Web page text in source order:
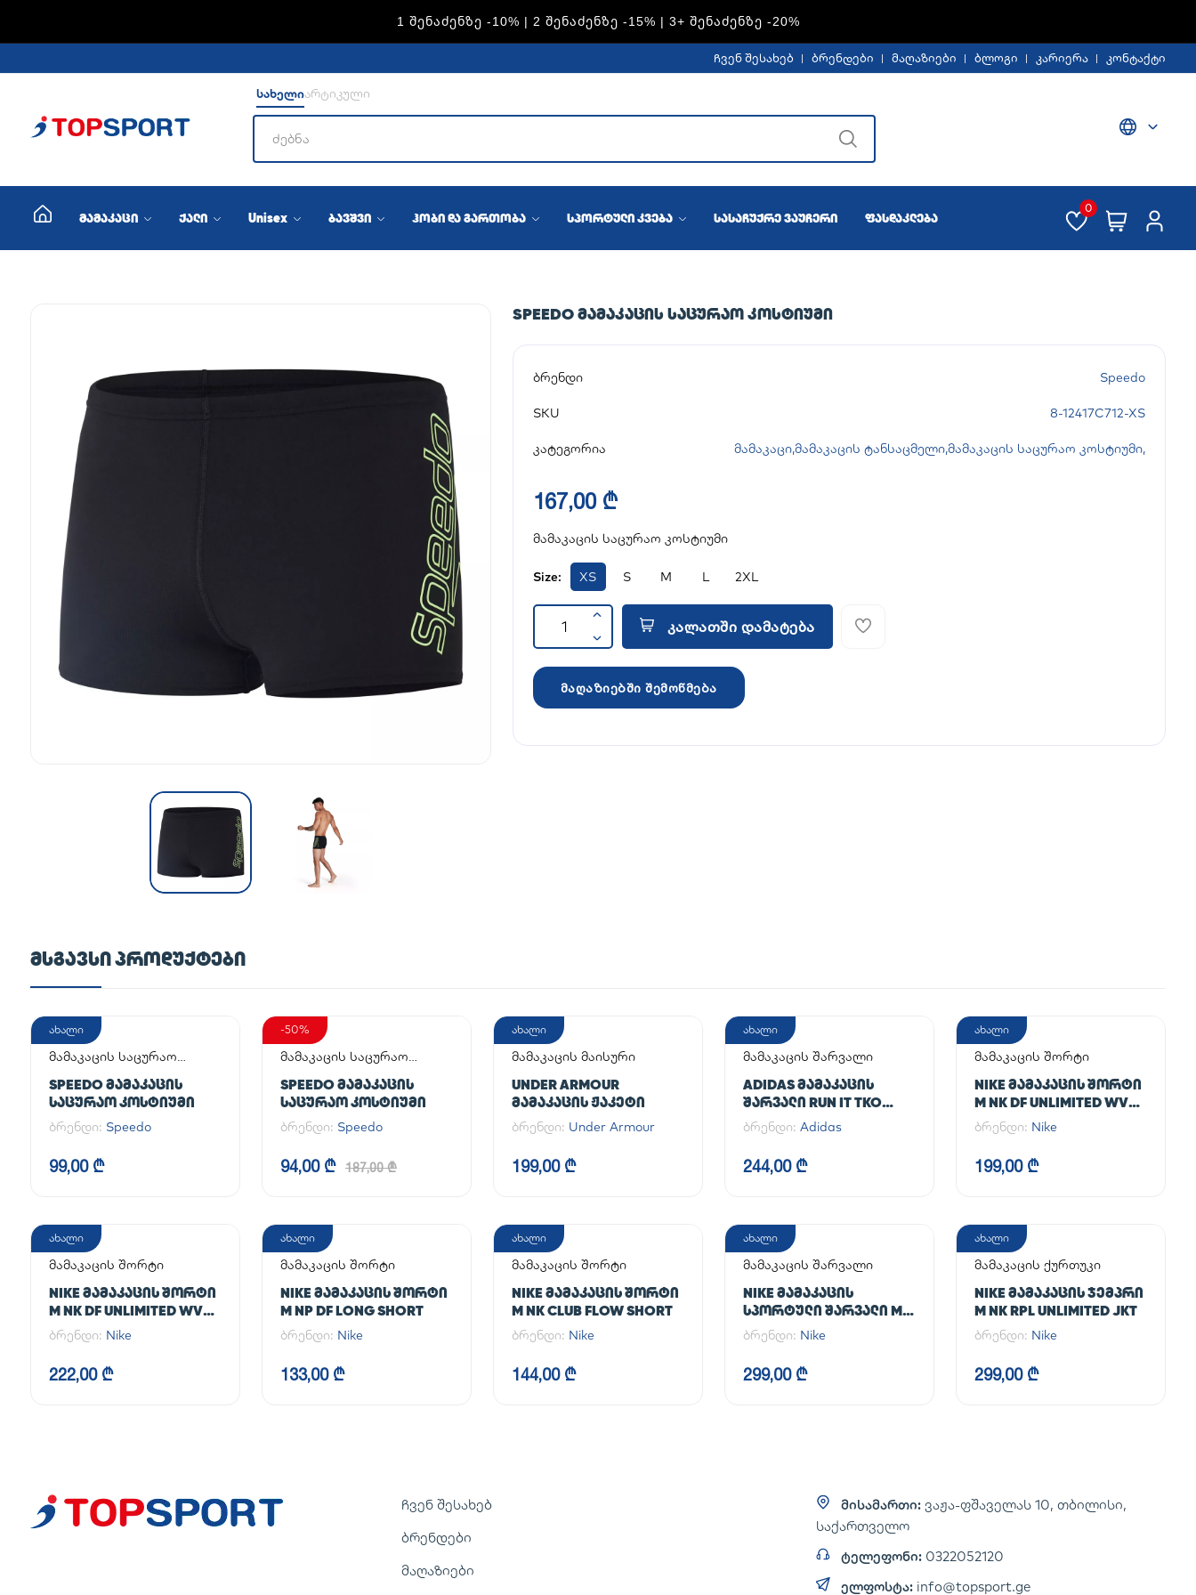
ADIDAS — 1 ᲨᲔᲜᲐᲫᲔᲜᲖᲔ -15% | 2 ᲨᲔᲜᲐᲫᲔᲜᲖᲔ -20% | 3+ ᲨᲔᲜᲐᲫᲔᲜᲖᲔ -30%
ჩვენ შესახებ ბრენდები მაღაზიები ბლოგი კარიერა კონტაქტი
სახელიარტიკული
მამაკაცი ქალი Unisex ბავშვი ჰობი და გართობა სპორტული კვება სასაჩუქრე ვაუჩერი ფასდაკლება
0
SPEEDO ᲛᲐᲛᲐᲙᲐᲪᲘᲡ ᲡᲐᲪᲣᲠᲐᲝ ᲙᲝᲡᲢᲘᲣᲛᲘ
ბრენდი Speedo
SKU 8-12417C712-XS
კატეგორია მამაკაცი,მამაკაცის ტანსაცმელი,მამაკაცის საცურაო კოსტიუმი,
167,00 ₾
მამაკაცის საცურაო კოსტიუმი
Size: XS S M L 2XL
კალათში დამატება
მაღაზიებში შემოწმება
ᲛᲡᲒᲐᲕᲡᲘ ᲞᲠᲝᲓᲣᲥᲢᲔᲑᲘ
ახალი
მამაკაცის საცურაო
SPEEDO ᲛᲐᲛᲐᲙᲐᲪᲘᲡ
ᲡᲐᲪᲣᲠᲐᲝ ᲙᲝᲡᲢᲘᲣᲛᲘ
ბრენდი: Speedo
99,00 ₾
-50%
მამაკაცის საცურაო
SPEEDO ᲛᲐᲛᲐᲙᲐᲪᲘᲡ
ᲡᲐᲪᲣᲠᲐᲝ ᲙᲝᲡᲢᲘᲣᲛᲘ
ბრენდი: Speedo
94,00 ₾ 187,00 ₾
ახალი
მამაკაცის მაისური
UNDER ARMOUR
ᲛᲐᲛᲐᲙᲐᲪᲘᲡ ᲟᲐᲙᲔᲢᲘ
ბრენდი: Under Armour
199,00 ₾
ახალი
მამაკაცის შარვალი
ADIDAS ᲛᲐᲛᲐᲙᲐᲪᲘᲡ
ᲨᲐᲠᲕᲐᲚᲘ RUN IT TKO
PANT
ბრენდი: Adidas
244,00 ₾
ახალი
მამაკაცის შორტი
NIKE ᲛᲐᲛᲐᲙᲐᲪᲘᲡ ᲨᲝᲠᲢᲘ
M NK DF UNLIMITED WVN
7IN UL
ბრენდი: Nike
199,00 ₾
ახალი
მამაკაცის შორტი
NIKE ᲛᲐᲛᲐᲙᲐᲪᲘᲡ ᲨᲝᲠᲢᲘ
M NK DF UNLIMITED WVN
7IN 2IN1
ბრენდი: Nike
222,00 ₾
ახალი
მამაკაცის შორტი
NIKE ᲛᲐᲛᲐᲙᲐᲪᲘᲡ ᲨᲝᲠᲢᲘ
M NP DF LONG SHORT
ბრენდი: Nike
133,00 ₾
ახალი
მამაკაცის შორტი
NIKE ᲛᲐᲛᲐᲙᲐᲪᲘᲡ ᲨᲝᲠᲢᲘ
M NK CLUB FLOW SHORT
ბრენდი: Nike
144,00 ₾
ახალი
მამაკაცის შარვალი
NIKE ᲛᲐᲛᲐᲙᲐᲪᲘᲡ
ᲡᲞᲝᲠᲢᲣᲚᲘ ᲨᲐᲠᲕᲐᲚᲘ M
NK DF UNLIMITED PANT
TPR
ბრენდი: Nike
299,00 ₾
ახალი
მამაკაცის ქურთუკი
NIKE ᲛᲐᲛᲐᲙᲐᲪᲘᲡ ᲯᲔᲛᲞᲠᲘ
M NK RPL UNLIMITED JKT
ბრენდი: Nike
299,00 ₾
ჩვენ შესახებ
ბრენდები
მაღაზიები
მისამართი: ვაჟა-ფშაველას 10, თბილისი,
საქართველო
ტელეფონი: 0322052120
ელფოსტა: info@topsport.ge